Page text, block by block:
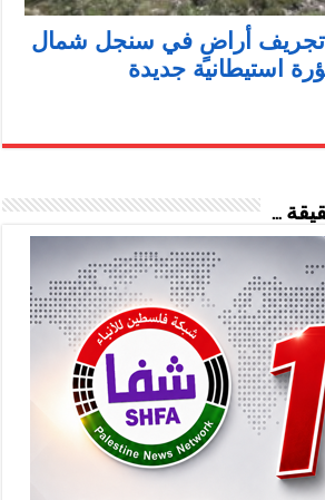
تجريف أراضٍ في سنجل شمال
استيطانية جديدة